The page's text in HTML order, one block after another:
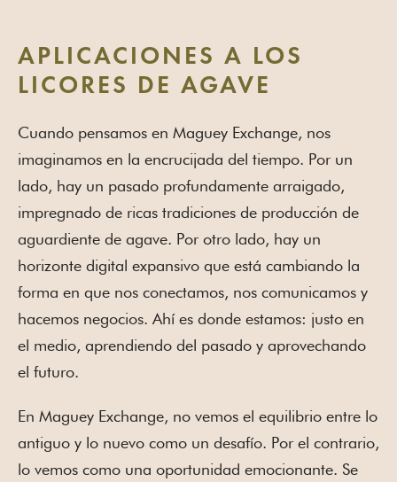
APLICACIONES A LOS
LICORES DE AGAVE
Cuando pensamos en Maguey Exchange, nos
imaginamos en la encrucijada del tiempo. Por un
lado, hay un pasado profundamente arraigado,
impregnado de ricas tradiciones de producción de
aguardiente de agave. Por otro lado, hay un
horizonte digital expansivo que está cambiando la
forma en que nos conectamos, nos comunicamos y
hacemos negocios. Ahí es donde estamos: justo en
el medio, aprendiendo del pasado y aprovechando
el futuro.
En Maguey Exchange, no vemos el equilibrio entre lo
antiguo y lo nuevo como un desafío. Por el contrario,
lo vemos como una oportunidad emocionante. Se